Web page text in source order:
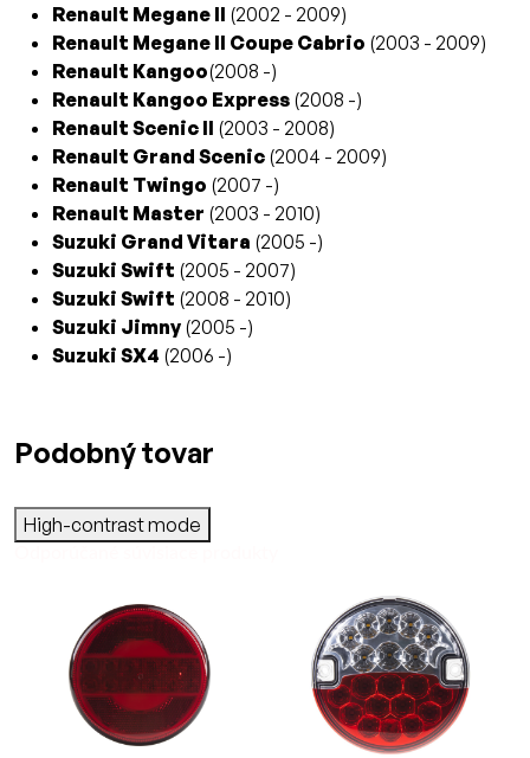
Renault Megane II (2002 - 2009)
Renault Megane II Coupe Cabrio (2003 - 2009)
Renault Kangoo(2008 -)
Renault Kangoo Express (2008 -)
Renault Scenic II (2003 - 2008)
Renault Grand Scenic (2004 - 2009)
Renault Twingo (2007 -)
Renault Master (2003 - 2010)
Suzuki Grand Vitara (2005 -)
Suzuki Swift (2005 - 2007)
Suzuki Swift (2008 - 2010)
Suzuki Jimny (2005 -)
Suzuki SX4 (2006 -)
Podobný tovar
High-contrast mode